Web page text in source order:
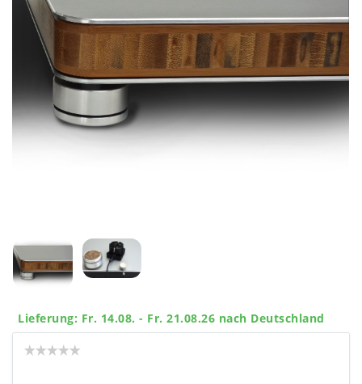
Lieferung: Fr. 14.08. - Fr. 21.08.26 nach Deutschland